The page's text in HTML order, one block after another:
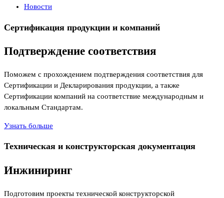
Новости
Сертификация продукции и компаний
Подтверждение соответствия
Поможем с прохождением подтверждения соответствия для
Сертификации и Декларирования продукции, а также
Сертификации компаний на соответствие международным и
локальным Стандартам.
Узнать больше
Техническая и конструкторская документация
Инжиниринг
Подготовим проекты технической конструкторской